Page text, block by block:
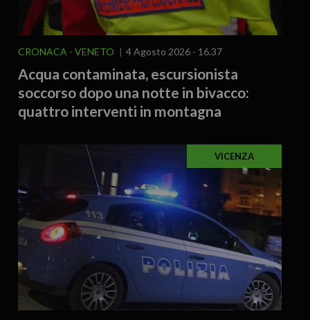
CRONACA VENETO 4 Agosto 2026 - 16.37
Acqua contaminata, escursionista
soccorso dopo una notte in bivacco:
quattro interventi in montagna
VICENZA